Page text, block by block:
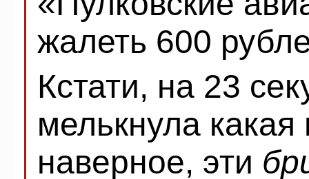
жалеть 600
Кстати, на 23
мелькнула
наверное, эти